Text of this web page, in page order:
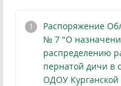
Распоряжение
№ 7 "О
распределению
пернатой дичи в
ОДОУ Курганской